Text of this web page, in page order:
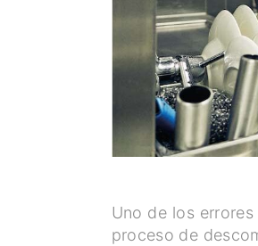
Uno de los
proceso de